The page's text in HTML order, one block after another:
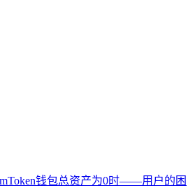
钱包总资产为0时——用户的困